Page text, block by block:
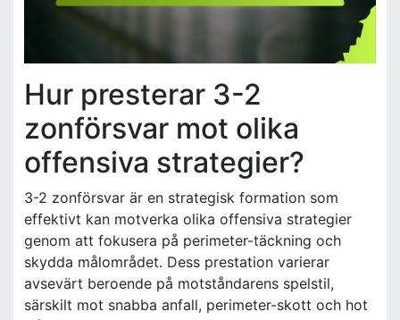
Hur presterar 3-2
zonförsvar mot olika
offensiva strategier?
3-2 zonförsvar är en strategisk formation som
effektivt kan motverka olika offensiva strategier
genom att fokusera på perimeter-täckning och
skydda målområdet. Dess prestation varierar
avsevärt beroende på motståndarens spelstil,
särskilt mot snabba anfall, perimeter-skott och hot